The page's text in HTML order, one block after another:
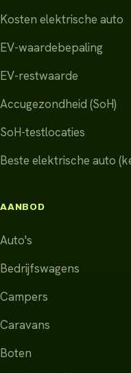
Kosten elektrische auto
EV-waardebepaling
EV-restwaarde
Accugezondheid (SoH)
SoH-testlocaties
Beste elektrische auto
AANBOD
Auto's
Bedrijfswagens
Campers
Caravans
Boten